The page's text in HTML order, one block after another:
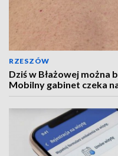
RZESZÓW
Dziś w Błażowej można
Mobilny gabinet czeka